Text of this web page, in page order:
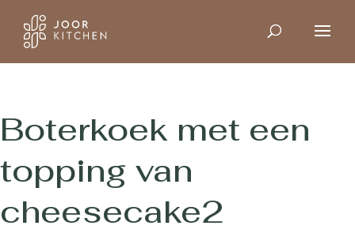
Boterkoek met een
topping van
cheesecake2